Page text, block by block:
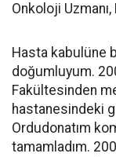
Onkoloji
Hasta kabulüne
doğumluyum.
Fakültesinden
hastanesindeki
Ordudonatım
tamamladım.